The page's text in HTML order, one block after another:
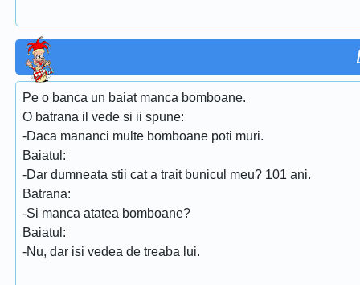
Pe o banca un baiat manca bomboane.
O batrana il vede si ii spune:
-Daca mananci multe bomboane poti muri.
Baiatul:
-Dar dumneata stii cat a trait bunicul meu? 101 ani.
Batrana:
-Si manca atatea bomboane?
Baiatul:
-Nu, dar isi vedea de treaba lui.